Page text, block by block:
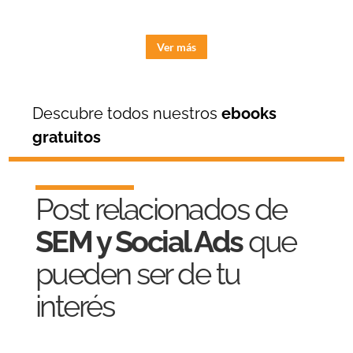
Ver más
Descubre todos nuestrosebooks
gratuitos
Post relacionados de
SEM y Social Adsque
pueden ser de tu
interés